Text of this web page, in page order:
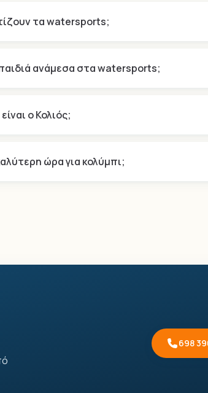
τα watersports;
παιδιά ανάμεσα στα watersports;
είναι ο Κολιός;
ώρα για κολύμπι;
698